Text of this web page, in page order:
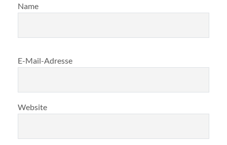
Name
E-Mail-Adresse
Website